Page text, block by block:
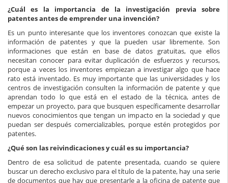
¿Cuál es la importancia de la investigación previa sobre
patentes antes de emprender una invención?
Es un punto interesante que los inventores conozcan que existe la
información de patentes y que la pueden usar libremente. Son
informaciones que están en base de datos gratuitas, que ellos
necesitan conocer para evitar duplicación de esfuerzos y recursos,
porque a veces los inventores empiezan a investigar algo que hace
rato está inventado. Es muy importante que las universidades y los
centros de investigación consulten la información de patente y que
aprendan todo lo que está en el estado de la técnica, antes de
empezar un proyecto, para que busquen específicamente desarrollar
nuevos conocimientos que tengan un impacto en la sociedad y que
puedan ser después comercializables, porque estén protegidos por
patentes.
¿Qué son las reivindicaciones y cuál es su importancia?
Dentro de esa solicitud de patente presentada, cuando se quiere
buscar un derecho exclusivo para el título de la patente, hay una serie
de documentos que hay que presentarle a la oficina de patente que